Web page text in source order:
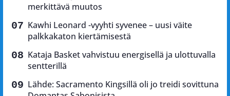
merkittävä muutos
Kawhi Leonard -vyyhti syvenee – uusi väite
palkkakaton kiertämisestä
Kataja Basket vahvistuu energisellä ja ulottuvalla
sentterillä
Lähde: Sacramento Kingsillä oli jo treidi sovittuna